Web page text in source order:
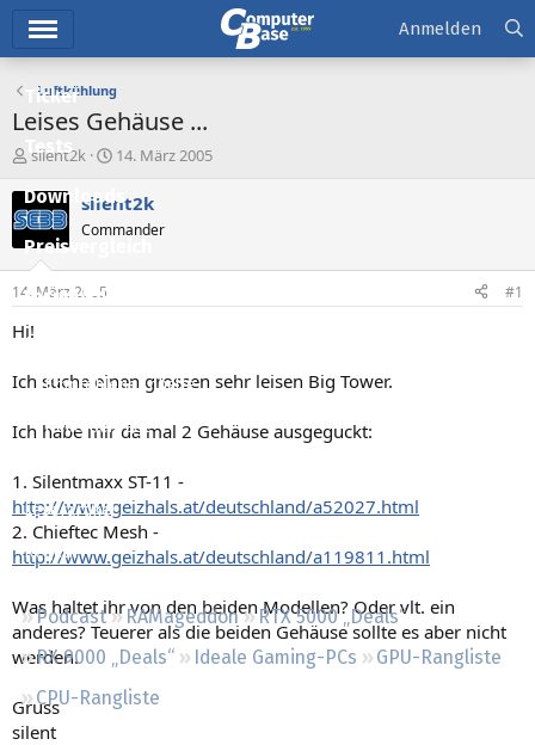
Ticker
Tests
Downloads
Preisvergleich
Forum
Aktuelles
Empfohlene Inhalte
Neue Beiträge
Leserartikel
Regeln
Podcast RAMageddon
RTX 5000 „Deals“
RX 9000 „Deals“
Ideale Gaming-PCs
GPU-Rangliste
CPU-Rangliste
Anmelden
Luftkühlung
Leises Gehäuse ...
E
s
t
e
e
r
silent2k
E
s
e
t
14. März 2005
silent2k
Commander
14. März 2005 #1
Hi!
Ich suche einen grossen sehr leisen Big Tower.
Ich habe mir da mal 2 Gehäuse ausgeguckt:
1. Silentmaxx ST-11 -
http://www.geizhals.at/deutschland/a52027.html
2. Chieftec Mesh -
http://www.geizhals.at/deutschland/a119811.html
Was haltet ihr von den beiden Modellen? Oder vlt. ein
anderes? Teuerer als die beiden Gehäuse sollte es aber nicht
werden.
Gruss
silent